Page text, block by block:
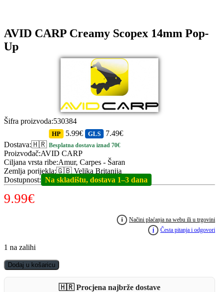
AVID CARP Creamy Scopex 14mm Pop-
Up
Šifra proizvoda:530384
Dostava:🇭🇷
HP 5.99€ GLS 7.49€
Besplatna dostava iznad 70€
Proizvođač:AVID CARP
Ciljana vrsta ribe:Amur, Carpes - Šaran
Zemlja porijekla:🇬🇧 Velika Britanija
Dostupnost: Na skladištu, dostava 1–3 dana
9.99€
i
Načini plaćanja na webu ili u trgovini
i
Česta pitanja i odgovori
1 na zalihi
AVID
CARP
Creamy
Dodaj u košaricu
🇭🇷 Procjena najbrže dostave